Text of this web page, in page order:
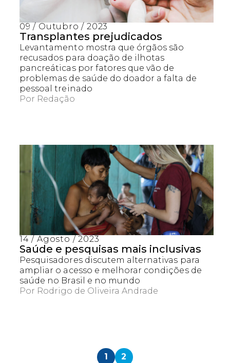
09 / Outubro / 2023
Transplantes prejudicados
Levantamento mostra que órgãos são
recusados para doação de ilhotas
pancreáticas por fatores que vão de
problemas de saúde do doador a falta de
pessoal treinado
Por Redação
14 / Agosto / 2023
Saúde e pesquisas mais inclusivas
Pesquisadores discutem alternativas para
ampliar o acesso e melhorar condições de
saúde no Brasil e no mundo
Por Rodrigo de Oliveira Andrade
1 2